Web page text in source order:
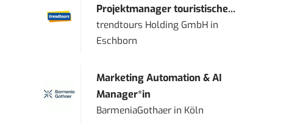
Projektmanager touristische...
trendtours Holding GmbH in
Eschborn
Marketing Automation & AI
Manager*in
BarmeniaGothaer in Köln